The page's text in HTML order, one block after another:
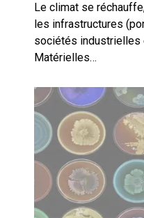
Le climat se
les infrastructures
sociétés industrielles
Matérielles…